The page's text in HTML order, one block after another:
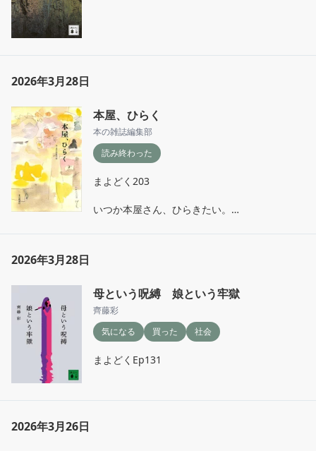
2026年3月28日
本屋、ひらく
本の雑誌編集部
読み終わった
まよどく203
いつか本屋さん、ひらきたい。
2026年3月28日
母という呪縛 娘という牢獄
齊藤彩
気になる
買った 社会
まよどくEp131
2026年3月26日